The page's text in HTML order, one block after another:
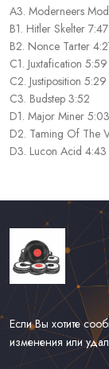
A3. Moderneers
B1. Hitler Skelter 7:47
B2. Nonce Tarter
C1. Juxtafication 5:59
C2. Justiposition 5:29
C3. Budstep 3:52
D1. Major Miner 5:03
D2. Taming Of The
D3. Lucon Acid 4:43
Если Вы хотите
изменения или